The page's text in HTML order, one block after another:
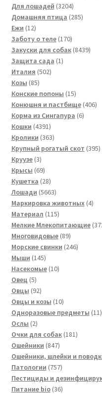
Для лошадей 32043204
товара
Домашняя птица 285285
Ежи 1212
товаров
Заботу о теле 170170
товаров
Закуски для собак 84398439
Защита сада 11
Италия 502502
Козы 8585
товаров
Конские попоны 1515
товаров
Конюшня и пастбище 406406
Корма из Сингапура 66
Кошки 43914391
товар
Кролики 363363
товара
Крупный рогатый скот 395
Круузе 33
товара
Крысы 6969
товаров
Кушетка 2828
товаров
Лошади 56635663
товара
Маркировка животных 44
Материал 115115
товаров
Мелкие Млекопитающие
Многовидовые 8989
товаров
Морские свинки 246246
Мыши 145145
товаров
Насекомые 1010
Овец 55
товаров
Овцы 9292
товара
Овцы и козы 1010
товаров
Одноразовые предметы 1111
Ослы 22
товара
Очки для собак 181181
Ошейники 847847
товаров
Ошейники, шлейки и
Патологии 757757
товаров
Пестициды и
Питание bio 3636